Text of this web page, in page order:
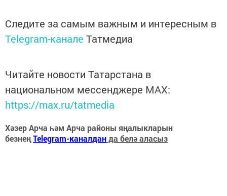
Следите за самым важным и интересным в
Telegram-канале Татмедиа
Читайте новости Татарстана в
национальном мессенджере MАХ:
https://max.ru/tatmedia
Хәзер Арча һәм Арча районы яңалыкларын
безнеңTelegram-каналданда белә аласыз